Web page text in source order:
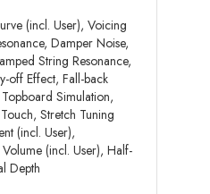
(incl. User), Voicing
Damper Noise,
String Resonance,
off Effect, Fall-back
Simulation,
Stretch Tuning
(incl. User),
(incl. User), Half-
Depth